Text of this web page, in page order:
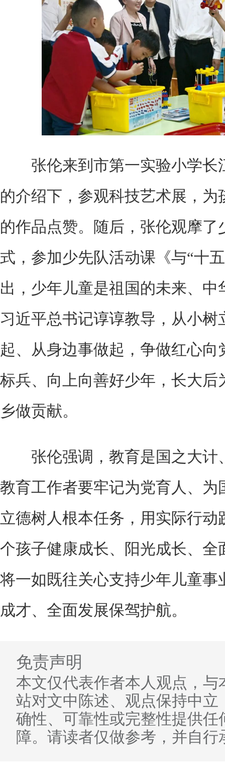
张伦来到市第一实验小学长
的介绍下，参观科技艺术展，
的作品点赞。随后，张伦观摩了
式，参加少先队活动课《与“十
出，少年儿童是祖国的未来、
习近平总书记谆谆教导，从小
起、从身边事做起，争做红心
标兵、向上向善好少年，长大后
乡做贡献。
张伦强调，教育是国之大计
教育工作者要牢记为党育人、为
立德树人根本任务，用实际行
个孩子健康成长、阳光成长、全
将一如既往关心支持少年儿童事
成才、全面发展保驾护航。
免责声明
本文仅代表作者本人观点，与
站对文中陈述、观点保持中立
确性、可靠性或完整性提供任
障。请读者仅做参考，并自行